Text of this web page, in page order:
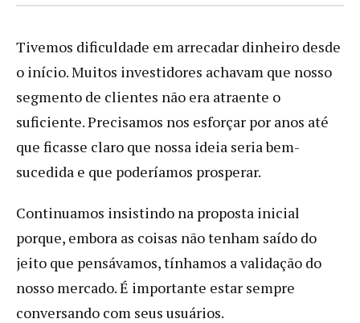
Tivemos dificuldade em arrecadar dinheiro desde
o início. Muitos investidores achavam que nosso
segmento de clientes não era atraente o
suficiente. Precisamos nos esforçar por anos até
que ficasse claro que nossa ideia seria bem-
sucedida e que poderíamos prosperar.
Continuamos insistindo na proposta inicial
porque, embora as coisas não tenham saído do
jeito que pensávamos, tínhamos a validação do
nosso mercado. É importante estar sempre
conversando com seus usuários.